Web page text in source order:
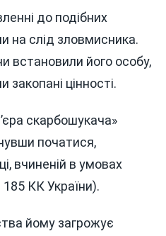
до подібних
на слід зловмисника.
встановили його особу,
цінності.
скарбошукача»
початися,
вчиненій в умовах
КК України).
йому загрожує